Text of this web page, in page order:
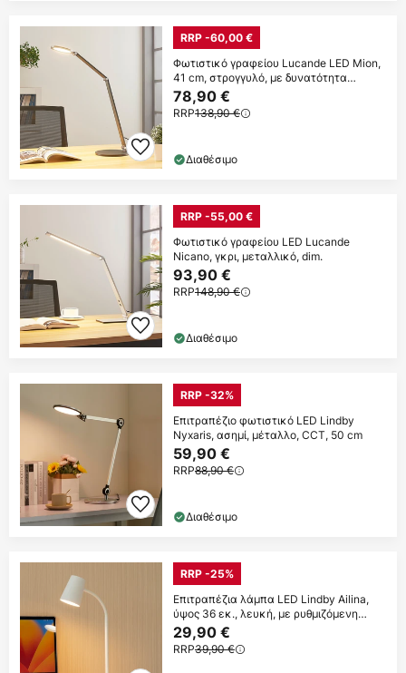
RRP -60,00 €
Φωτιστικό γραφείου Lucande LED Mion,
41 cm, στρογγυλό, με δυνατότητα
ρύθμισης
78,90 €
RRP138,90 €
Διαθέσιμο
RRP -55,00 €
Φωτιστικό γραφείου LED Lucande
Nicano, γκρι, μεταλλικό, dim.
93,90 €
RRP148,90 €
Διαθέσιμο
RRP -32%
Επιτραπέζιο φωτιστικό LED Lindby
Nyxaris, ασημί, μέταλλο, CCT, 50 cm
59,90 €
RRP88,90 €
Διαθέσιμο
RRP -25%
Επιτραπέζια λάμπα LED Lindby Ailina,
ύψος 36 εκ., λευκή, με ρυθμιζόμενη
ένταση
29,90 €
RRP39,90 €